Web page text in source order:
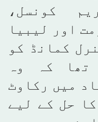
کونسل،
اور لیبیا
کمانڈ کو
تھا کہ وہ
میں رکاوٹ
حل کے لیے